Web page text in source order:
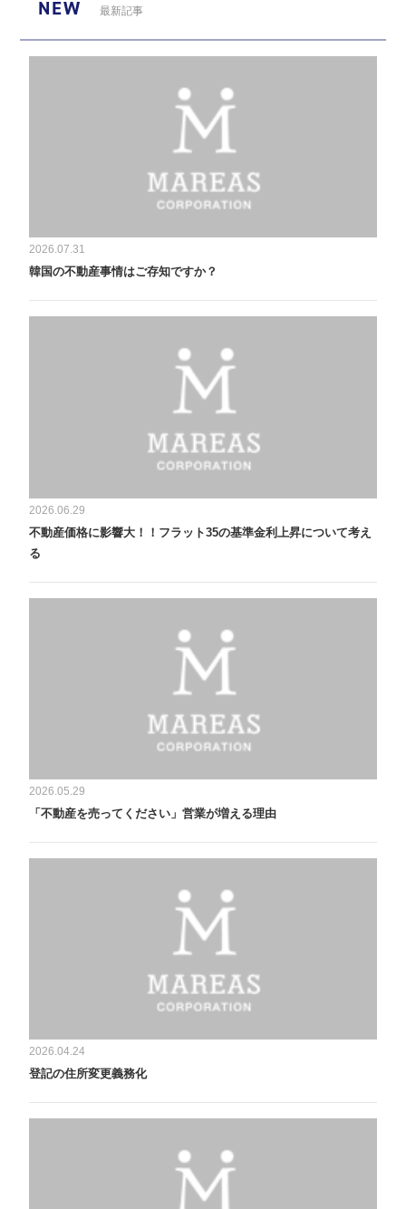
NEW 最新記事
2026.07.31
韓国の不動産事情はご存知ですか？
2026.06.29
不動産価格に影響大！！フラット35の基準金利上昇について考え
る
2026.05.29
「不動産を売ってください」営業が増える理由
2026.04.24
登記の住所変更義務化